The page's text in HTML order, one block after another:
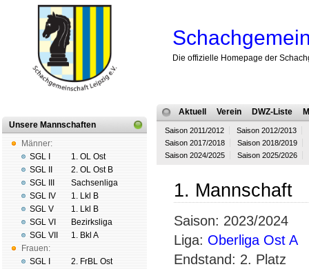
Die offizielle Homepage der
Unsere Mannschaften
Männer:
SGL I
SGL II
SGL III
SGL IV
SGL V
SGL VI
SGL VII
Frauen:
SGL I
1. OL Ost
2. OL Ost B
Sachsenliga
1. Lkl B
1. Lkl B
Bezirksliga
1. Bkl A
2. FrBL Ost
Aktuell Verein DWZ-Liste
Saison 2011/2012
Saison 2012/2013
Saison 2017/2018
Saison 2018/2019
Saison 2024/2025
Saison 2025/2026
1. Mannschaft
Saison: 2023/2024
Liga: Oberliga Ost A
Endstand: 2. Platz